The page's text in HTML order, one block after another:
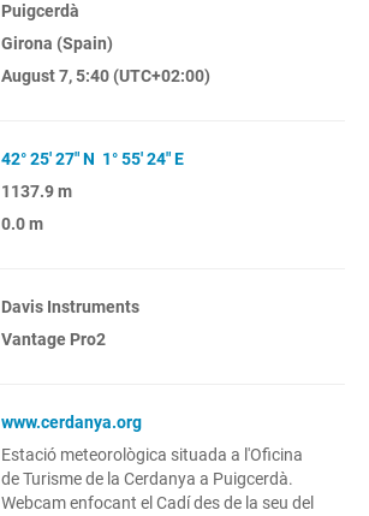
Puigcerdà
Girona (Spain)
August 7, 5:40 (UTC+02:00)
42° 25' 27" N 1° 55' 24" E
1137.9 m
0.0 m
Davis Instruments
Vantage Pro2
www.cerdanya.org
Estació meteorològica situada a l'Oficina
de Turisme de la Cerdanya a Puigcerdà.
Webcam enfocant el Cadí des de la seu del